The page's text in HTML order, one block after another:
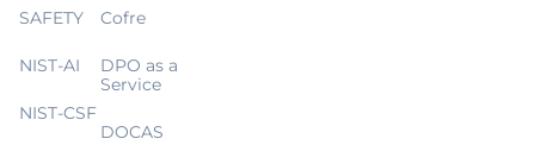
SAFETY
NIST-AI
NIST-CSF
Cofre
DPO as a
Service
DOCAS